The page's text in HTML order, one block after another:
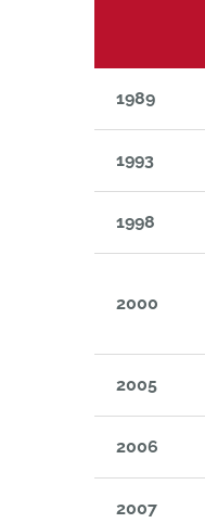
1989
1993
1998
2000
2005
2006
2007